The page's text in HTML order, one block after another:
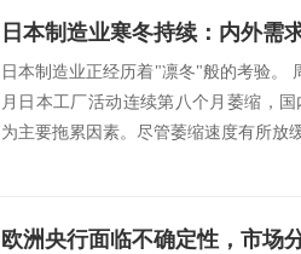
日本制造业正经历着"凛冬"般的考验。
月日本工厂活动连续第八个月萎缩，
为主要拖累因素。尽管萎缩速度有所放
欧洲央行面临不确定性，市场